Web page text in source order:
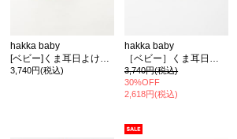
hakka baby
[ベビー]くま耳日よけ付きキャップ
3,740円(税込)
hakka baby
［ベビー］くま耳日よけ付きキャップ
3,740円(税込)
30%OFF
2,618円(税込)